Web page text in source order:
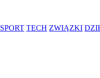
SPORT TECH ZWIĄZKI